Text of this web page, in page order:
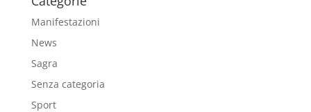
Manifestazioni
News
Sagra
Senza categoria
Sport